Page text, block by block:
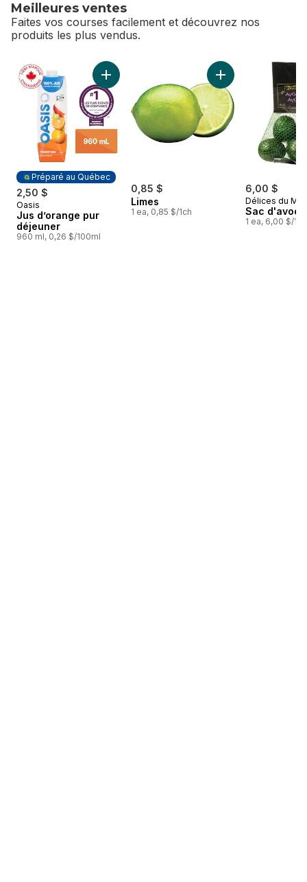
Meilleures ventes
Faites vos courses facilement et découvrez nos
produits les plus vendus.
sauter Meilleures ventes
Préparé au Québec
2,50 $
Préparé au Québec
Oasis
Jus d’orange pur
déjeuner
960 ml, 0,26 $/100ml
Ajouter Jus d’orange pur déjeuner au panier
0,85 $
Limes
1 ea, 0,85 $/1ch
Ajouter Limes au
6,00 $
Délices du
Sac
1 ea, 6,00 $/1ch